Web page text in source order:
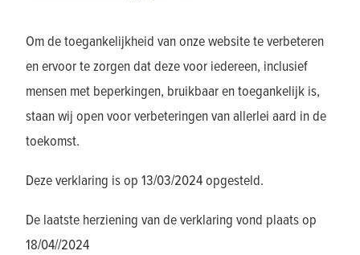
Om de toegankelijkheid van onze website te verbeteren
en ervoor te zorgen dat deze voor iedereen, inclusief
mensen met beperkingen, bruikbaar en toegankelijk is,
staan wij open voor verbeteringen van allerlei aard in de
toekomst.
Deze verklaring is op 13/03/2024 opgesteld.
De laatste herziening van de verklaring vond plaats op
18/04//2024